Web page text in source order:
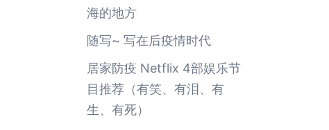
海的地方
随写~ 写在后疫情时代
居家防疫 Netflix 4部娱乐节
目推荐（有笑、有泪、有
生、有死）